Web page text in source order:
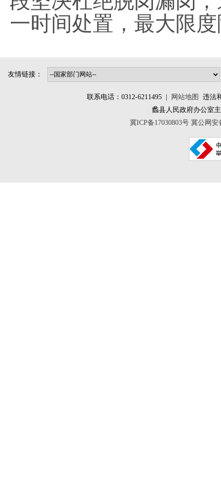
一时间处置，最大限
友情链接：
联系电话：0312-6211495 | 网站地图
违法
蠡县人民政府办公
冀ICP备17030803号 冀公网安